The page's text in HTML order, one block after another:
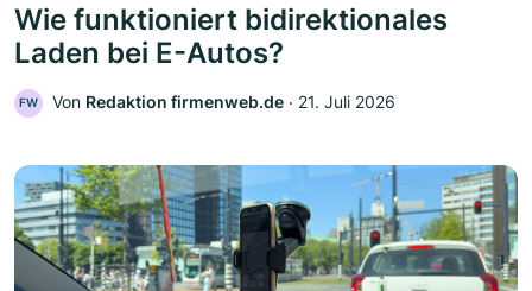
Wie funktioniert bidirektionales
Laden bei E-Autos?
FW Von Redaktion firmenweb.de ‧ 21. Juli 2026